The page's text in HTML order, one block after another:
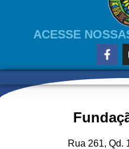
ACESSE
Rua 261, Qd.